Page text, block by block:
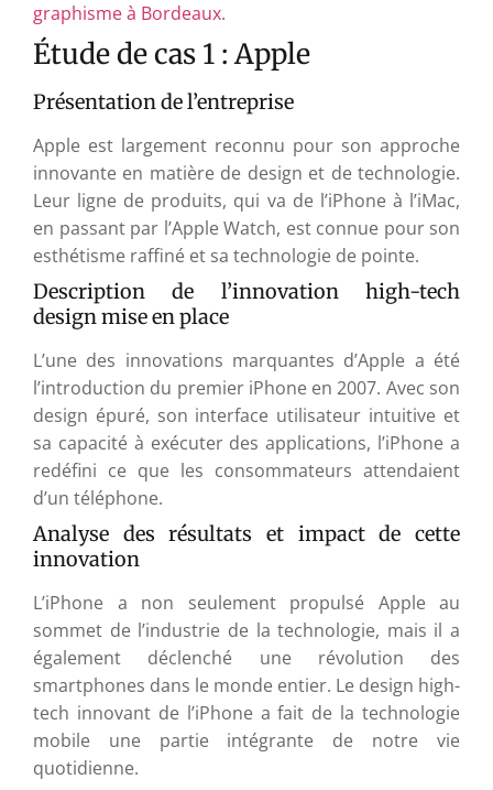
graphisme à Bordeaux.
Étude de cas 1 : Apple
Présentation de l’entreprise
Apple est largement reconnu pour son approche
innovante en matière de design et de technologie.
Leur ligne de produits, qui va de l’iPhone à l’iMac,
en passant par l’Apple Watch, est connue pour son
esthétisme raffiné et sa technologie de pointe.
Description de l’innovation high-tech
design mise en place
L’une des innovations marquantes d’Apple a été
l’introduction du premier iPhone en 2007. Avec son
design épuré, son interface utilisateur intuitive et
sa capacité à exécuter des applications, l’iPhone a
redéfini ce que les consommateurs attendaient
d’un téléphone.
Analyse des résultats et impact de cette
innovation
L’iPhone a non seulement propulsé Apple au
sommet de l’industrie de la technologie, mais il a
également déclenché une révolution des
smartphones dans le monde entier. Le design high-
tech innovant de l’iPhone a fait de la technologie
mobile une partie intégrante de notre vie
quotidienne.